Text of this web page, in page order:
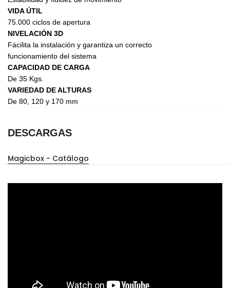
VIDA ÚTIL
75.000 ciclos de apertura
NIVELACIÓN 3D
Fácilita la instalación y garantiza un correcto
funcionamiento del sistema
CAPACIDAD DE CARGA
De 35 Kgs.
VARIEDAD DE ALTURAS
De 80, 120 y 170 mm
DESCARGAS
Magicbox - Catálogo